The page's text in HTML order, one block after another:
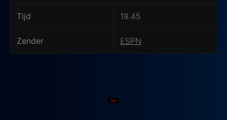
Tijd 18.45
Zender ESPN